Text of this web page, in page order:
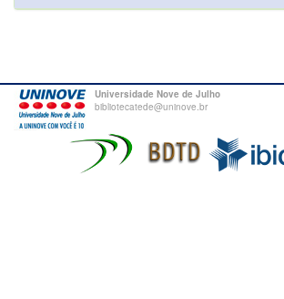
Universidade Nove de Julho
bibliotecatede@uninove.br